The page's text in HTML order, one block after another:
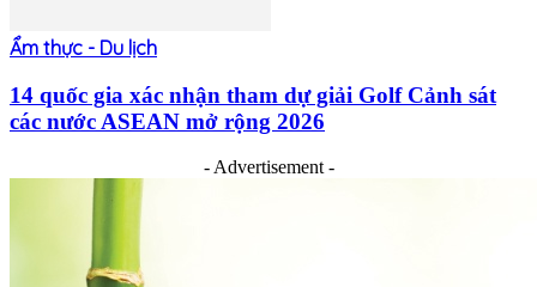
Ẩm thực - Du lịch
14 quốc gia xác nhận tham dự giải Golf Cảnh sát
các nước ASEAN mở rộng 2026
- Advertisement -